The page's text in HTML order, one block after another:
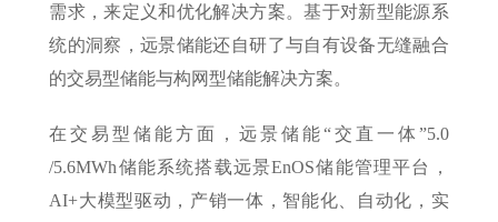
需求，来定义和优化解决方案。基于对新型能源系
统的洞察，远景储能还自研了与自有设备无缝融合
的交易型储能与构网型储能解决方案。
在交易型储能方面，远景储能“交直一体”5.0
/5.6MWh储能系统搭载远景EnOS储能管理平台，
AI+大模型驱动，产销一体，智能化、自动化，实